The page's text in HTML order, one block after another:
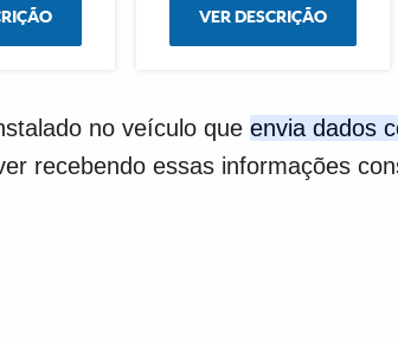
VER DESCRIÇÃO
no veículo que envia dados
recebendo essas informações